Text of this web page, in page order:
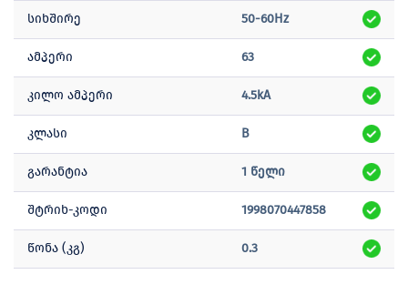
სიხშირე 50-60Hz
ამპერი 63
კილო ამპერი 4.5kA
კლასი B
გარანტია 1 წელი
შტრიხ-კოდი 1998070447858
წონა (კგ) 0.3